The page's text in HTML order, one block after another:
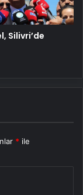
Silivri’de
* ile